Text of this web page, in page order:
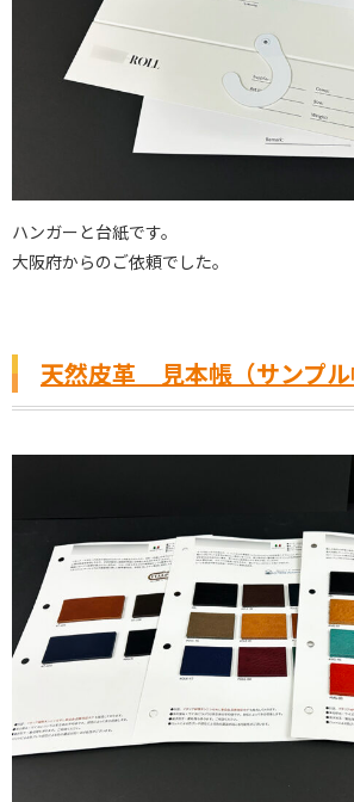
ハンガーと台紙です。
大阪府からのご依頼でした。
天然皮革 見本帳（サンプ